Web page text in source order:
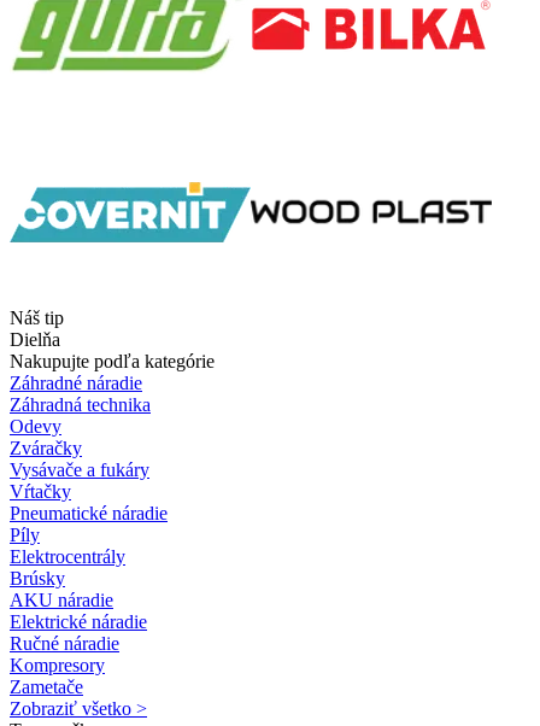
Náš tip
Dielňa
Nakupujte podľa kategórie
Záhradné náradie
Záhradná technika
Odevy
Zváračky
Vysávače a fukáry
Vŕtačky
Pneumatické náradie
Píly
Elektrocentrály
Brúsky
AKU náradie
Elektrické náradie
Ručné náradie
Kompresory
Zametače
Zobraziť všetko >